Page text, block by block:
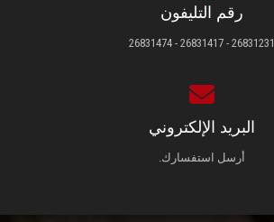
رقم التليفون
26831231 - 26831417 - 26831474
البريد الإلكتروني
أرسل استفسارك.